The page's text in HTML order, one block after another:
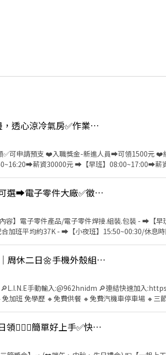
👍 Y-綠【不加班】易流汗體質看這邊，透心涼冷氣房✅作業員✅周休六日👌免經驗可
可申請預支 ❤️入職獎金-新進人員➡️可領1500元 ❤️
薪資30000元 ➡️【早班】08:00~17:00➡️薪
檢(依履歷安排部門.久站久坐都有) - ✅【工作環境
.勞退 ✅【吃飯】早中班免費供餐.中夜班、夜班餐
【 應徵方式 】⭐️~~♥~~♥~~╗ ↓↓找
嘉 ➡️火速找嘉嘉 https://lin.ee/Y30dLdb
👍 Y-吉✨凉!真的很涼!潭子工作班別可選➡️電子零件大廠✅徵作業員✅
】電子零件產品/電子零件焊接.組裝.包裝 - ➡️【早
加班平均約37K - ➡️【小夜班】15:50~00:30/休息
夜班實習(13:00~21:30) ❤️培育獎金第一個月:3000
;滿3個月可領3000元/次;滿6個月可領3000元/次 -
保.健保.團保.特休.勞退 ✅【餐費津貼】配合加班平
我 要 應 徵 】 投遞履歷➡快速接洽面試 -
電話:0933670253 ☎️加賴詢問:@927wcdri 陳嘉
找工作 】⭐️~~♥~~♥~~╝
👍 🚀 可隔日領🍱 免費供餐｜免加班｜周休二日🌼手機外殼組包裝
手動輸入:@962hnidm 🔎連結快速加入
💥永康💘高時薪200-270元🙋🏻‍♀️可隔日領🙋🏻‍♀️簡單好上手✅快速上工✅三節獎金